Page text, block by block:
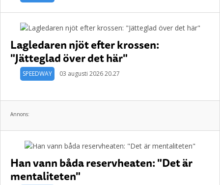
Lagledaren njöt efter krossen:
"Jätteglad över det här"
SPEEDWAY 03 augusti 2026 20.27
Annons:
Han vann båda reservheaten: "Det är
mentaliteten"